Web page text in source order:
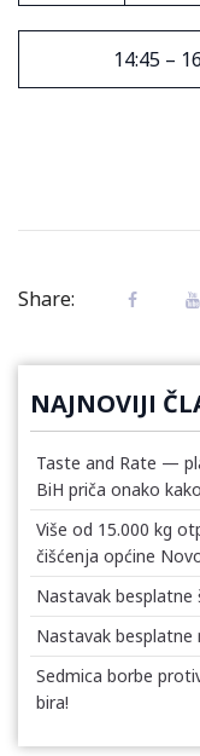
14:45 –
Share:
NAJNOVIJI
Taste and Rate —
BiH priča onako
Više od 15.000 kg
čišćenja općine
Nastavak besplatne
Nastavak
Sedmica borbe
bira!